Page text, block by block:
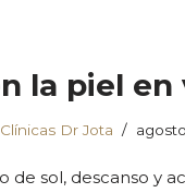
la piel
Dr Jota
de sol, descanso y